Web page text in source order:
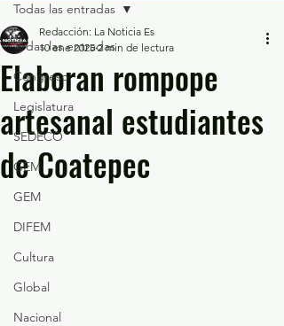
Todas las entradas
Congreso
Legislatura
SEDECO
GEM
GEM
DIFEM
Cultura
Global
Nacional
Todas las entradas
Elaboran rompope
artesanal estudiantes
de Coatepec
Redacción: La Noticia Es
10 ene 2025 2 min de lectura